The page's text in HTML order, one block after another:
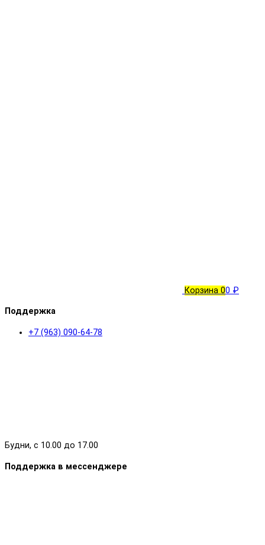
Корзина 00 ₽
Поддержка
+7 (963) 090-64-78
Будни, с 10.00 до 17.00
Поддержка в мессенджере